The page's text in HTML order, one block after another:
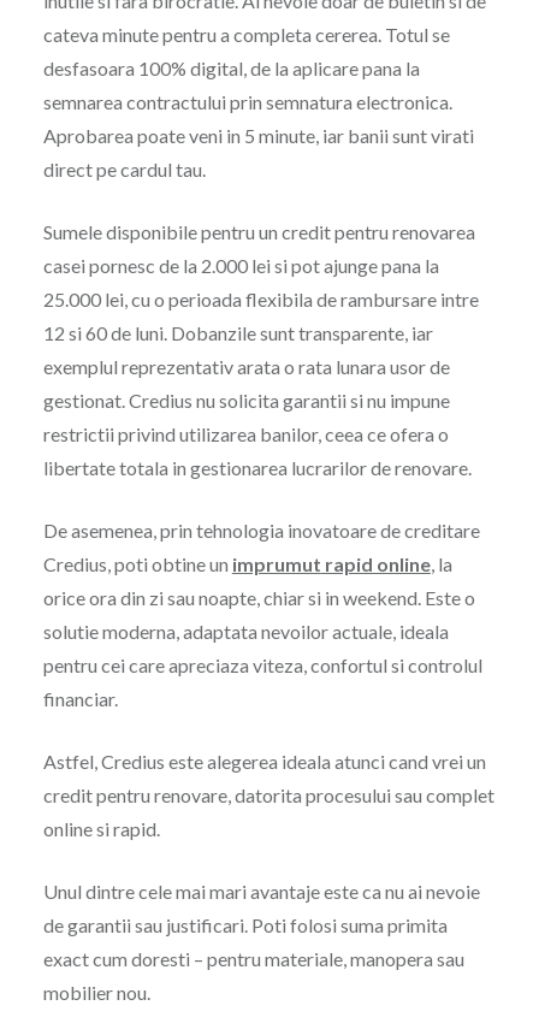
cateva minute pentru a completa cererea. Totul se
desfasoara 100% digital, de la aplicare pana la
semnarea contractului prin semnatura electronica.
Aprobarea poate veni in 5 minute, iar banii sunt virati
direct pe cardul tau.
Sumele disponibile pentru un credit pentru renovarea
casei pornesc de la 2.000 lei si pot ajunge pana la
25.000 lei, cu o perioada flexibila de rambursare intre
12 si 60 de luni. Dobanzile sunt transparente, iar
exemplul reprezentativ arata o rata lunara usor de
gestionat. Credius nu solicita garantii si nu impune
restrictii privind utilizarea banilor, ceea ce ofera o
libertate totala in gestionarea lucrarilor de renovare.
De asemenea, prin tehnologia inovatoare de creditare
Credius, poti obtine un imprumut rapid online, la
orice ora din zi sau noapte, chiar si in weekend. Este o
solutie moderna, adaptata nevoilor actuale, ideala
pentru cei care apreciaza viteza, confortul si controlul
financiar.
Astfel, Credius este alegerea ideala atunci cand vrei un
credit pentru renovare, datorita procesului sau complet
online si rapid.
Unul dintre cele mai mari avantaje este ca nu ai nevoie
de garantii sau justificari. Poti folosi suma primita
exact cum doresti – pentru materiale, manopera sau
mobilier nou.